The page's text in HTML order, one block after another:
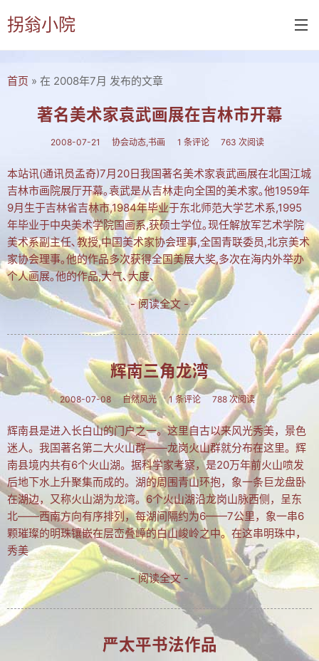
拐翁小院
首页
诗书画
诗词
书画
摄影
付佑平诗集
拐翁诗集
张铁民诗集
文集楹联
文集
楹联
潘正伯文集
拐翁文集
月荷文集
冰雪文集
谢炳城文集
牟艳芬文集
心语文集
家家文集
建站相关
首页 » 在 2008年7月 发布的文章
著名美术家袁武画展在吉林市开幕
2008-07-21 协会动态,书画 1 条评论 763 次阅读
本站讯(通讯员孟奇)7月20日我国著名美术家袁武画展在北国江城
吉林市画院展厅开幕｡袁武是从吉林走向全国的美术家｡他1959年
9月生于吉林省吉林市,1984年毕业于东北师范大学艺术系,1995
年毕业于中央美术学院国画系,获硕士学位｡现任解放军艺术学院
美术系副主任､教授,中国美术家协会理事,全国青联委员,北京美术
家协会理事｡他的作品多次获得全国美展大奖,多次在海内外举办
个人画展｡他的作品,大气､大度､
- 阅读全文 -
辉南三角龙湾
2008-07-08 自然风光 1 条评论 788 次阅读
辉南县是进入长白山的门户之一。这里自古以来风光秀美，景色
迷人。我国著名第二大火山群——龙岗火山群就分布在这里。辉
南县境内共有6个火山湖。据科学家考察，是20万年前火山喷发
后地下水上升聚集而成的。湖的周围青山环抱，象一条巨龙盘卧
在湖边，又称火山湖为龙湾。6个火山湖沿龙岗山脉西侧，呈东
北——西南方向有序排列，每湖间隔约为6——7公里，象一串6
颗璀璨的明珠镶嵌在层峦叠嶂的白山峻岭之中。在这串明珠中，
秀美
- 阅读全文 -
严太平书法作品